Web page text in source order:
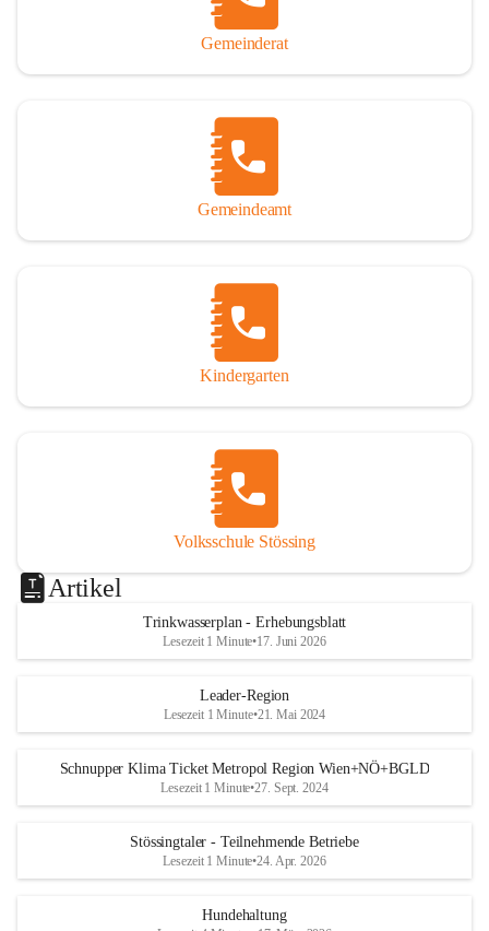
Gemeinderat
Gemeindeamt
Kindergarten
Volksschule Stössing
Artikel
Trinkwasserplan - Erhebungsblatt
Lesezeit 1 Minute•17. Juni 2026
Leader-Region
Lesezeit 1 Minute•21. Mai 2024
Schnupper Klima Ticket Metropol Region Wien+NÖ+BGLD
Lesezeit 1 Minute•27. Sept. 2024
Stössingtaler - Teilnehmende Betriebe
Lesezeit 1 Minute•24. Apr. 2026
Hundehaltung